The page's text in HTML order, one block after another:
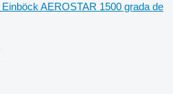
Einböck AEROSTAR 1500 grada de